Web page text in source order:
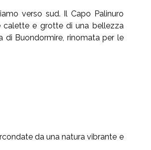
verso sud. Il Capo Palinuro
calette e grotte di una bellezza
di Buondormire, rinomata per le
da una natura vibrante e